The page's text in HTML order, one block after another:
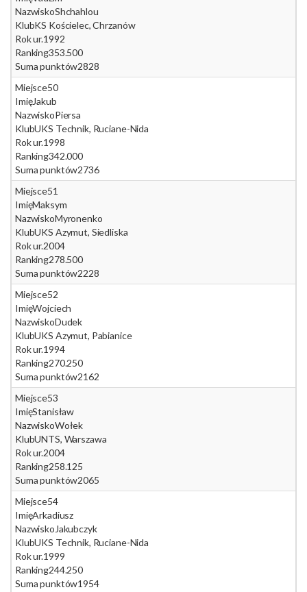
NazwiskoShchahlou
KlubKS Kościelec, Chrzanów
Rok ur.1992
Ranking353.500
Suma punktów2828
Miejsce50
ImięJakub
NazwiskoPiersa
KlubUKS Technik, Ruciane-Nida
Rok ur.1998
Ranking342.000
Suma punktów2736
Miejsce51
ImięMaksym
NazwiskoMyronenko
KlubUKS Azymut, Siedliska
Rok ur.2004
Ranking278.500
Suma punktów2228
Miejsce52
ImięWojciech
NazwiskoDudek
KlubUKS Azymut, Pabianice
Rok ur.1994
Ranking270.250
Suma punktów2162
Miejsce53
ImięStanisław
NazwiskoWołek
KlubUNTS, Warszawa
Rok ur.2004
Ranking258.125
Suma punktów2065
Miejsce54
ImięArkadiusz
Nazwisko Jakubczyk
KlubUKS Technik, Ruciane-Nida
Rok ur.1999
Ranking244.250
Suma punktów1954